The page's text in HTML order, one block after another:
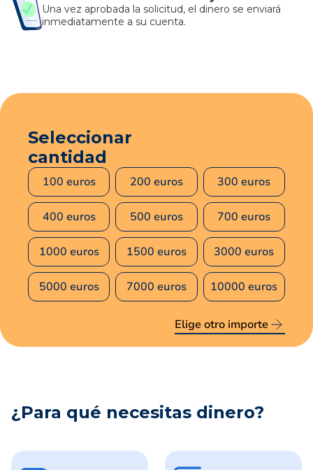
Una vez aprobada la solicitud, el dinero se enviará
inmediatamente a su cuenta.
Seleccionar
cantidad
100 euros 200 euros 300 euros
400 euros 500 euros 700 euros
1000 euros 1500 euros 3000 euros
5000 euros 7000 euros 10000 euros
Elige otro importe
¿Para qué necesitas dinero?